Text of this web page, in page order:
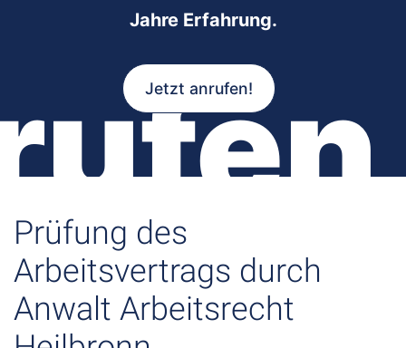
Jahre Erfahrung.
Jetzt anrufen!
Prüfung des
Arbeitsvertrags durch
Anwalt Arbeitsrecht